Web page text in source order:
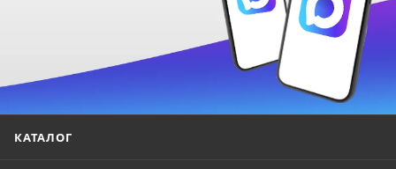
КАТАЛОГ